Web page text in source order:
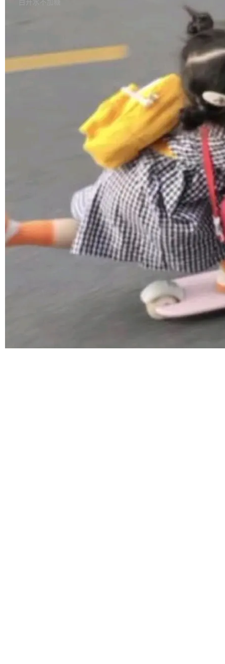
整性保护。效果是：吞吐量提升 41%，每 token
成本降低 30%，精度不变。 FP8 省的不仅是显
存 KV cache 是推理时最吃显...
让语音识别不再只是听清，而是真正听懂。通过
先理解你的语境和意图，再把准确的文字直接给
到你。从“逐字转写、单点优化”演进为“理解语
境、兼容场景、一键直出”。 Hy ASR 3.0 previe
w 不要求标准普通话，方言识别覆盖粤语、吴语
等 10 大方言片区和 20 余个二级小片区。在开
源评测集中，Hy ASR 3.0 preview 在多语种的
白开水不加糖
©OSCHINA(OSChina.NET) 京ICP备2025119063号